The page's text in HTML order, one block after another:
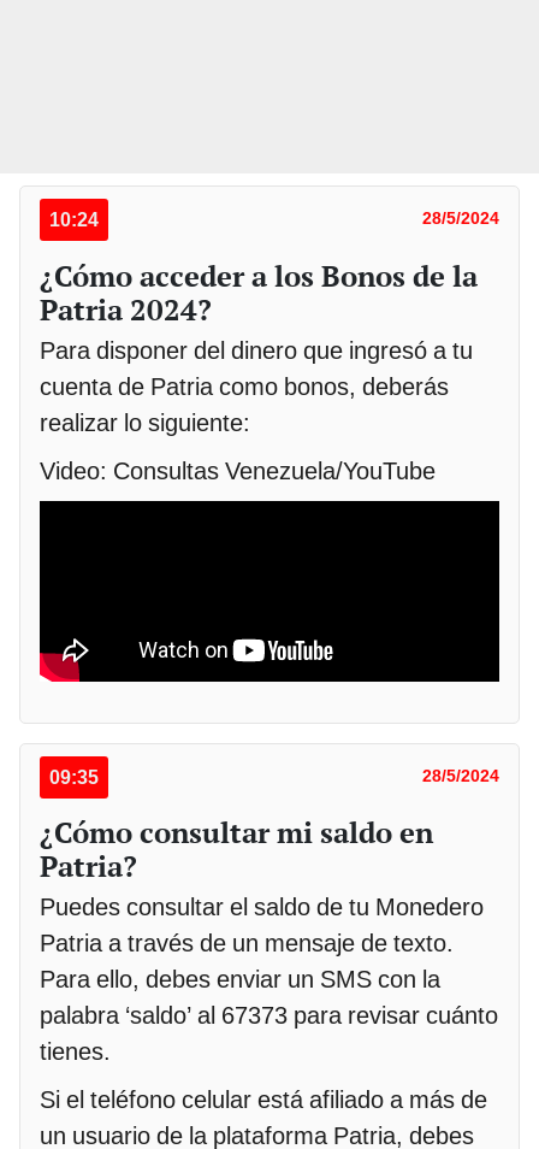
10:24 28/5/2024
¿Cómo acceder a los Bonos de la
Patria 2024?
Para disponer del dinero que ingresó a tu
cuenta de Patria como bonos, deberás
realizar lo siguiente:
Video: Consultas Venezuela/YouTube
09:35 28/5/2024
¿Cómo consultar mi saldo en
Patria?
Puedes consultar el saldo de tu Monedero
Patria a través de un mensaje de texto.
Para ello, debes enviar un SMS con la
palabra ‘saldo’ al 67373 para revisar cuánto
tienes.
Si el teléfono celular está afiliado a más de
un usuario de la plataforma Patria, debes